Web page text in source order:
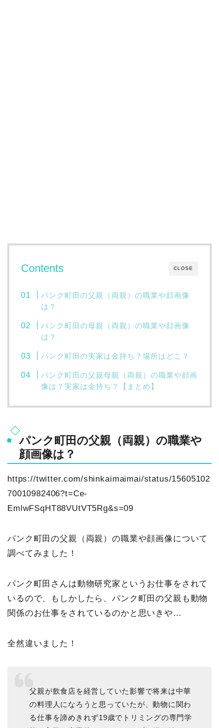
CLOSE
Contents
パンク町田の父親（両親）の職業や顔画像
は？
パンク町田の母親（両親）の職業や顔画像
は？
パンク町田の実家は金持ち？場所はどこ？
パンク町田の父親母親（両親）の職業や顔画
像は？実家は金持ち？【まとめ】
パンク町田の父親（両親）の職業や
顔画像は？
https://twitter.com/shinkaimaimai/status/15605102
70010982406?t=Ce-
EmlwFSqHT88VUtVT5Rg&s=09
パンク町田の父親（両親）の職業や顔画像について
調べてみました！
パンク町田さんは動物研究家というお仕事をされて
いるので、もしかしたら、パンク町田の父親も動物
関係のお仕事をされているのかと思いきや…
全然違いました！
父親が飲食店を経営していた影響で将来は中華
の料理人になろうと思っていたが、動物に関わ
る仕事を諦めきれず19歳でトリミングの専門学